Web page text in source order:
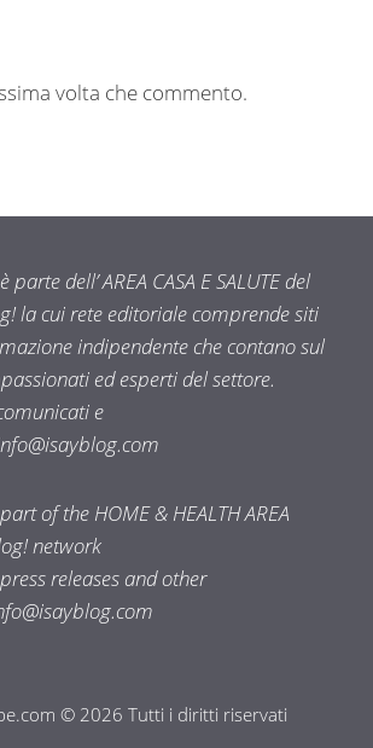
volta che commento.
dell’ AREA CASA E SALUTE del
la cui rete editoriale comprende siti
indipendente che contano sul
ed esperti del settore.
e
of the HOME & HEALTH AREA
network
releases and other
© 2026 Tutti i diritti riservati